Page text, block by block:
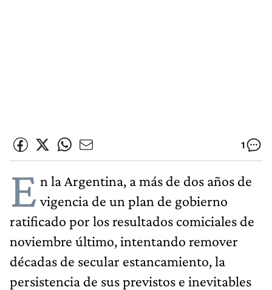
1
E n la Argentina, a más de dos años de
vigencia de un plan de gobierno
ratificado por los resultados comiciales de
noviembre último, intentando remover
décadas de secular estancamiento, la
persistencia de sus previstos e inevitables